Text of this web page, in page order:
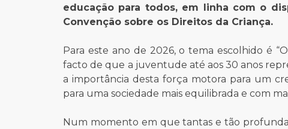
educação para todos, em linha com o
Convenção sobre os Direitos da Criança.
Para este ano de 2026, o tema escolhido é
facto de que a juventude até aos 30 anos
a importância desta força motora para um
para uma sociedade mais equilibrada e com
Num momento em que tantas e tão